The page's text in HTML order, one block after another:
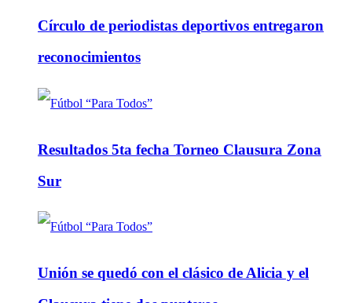
Círculo de periodistas deportivos entregaron
reconocimientos
Resultados 5ta fecha Torneo Clausura Zona
Sur
Unión se quedó con el clásico de Alicia y el